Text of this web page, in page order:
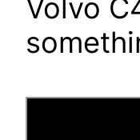
Volvo